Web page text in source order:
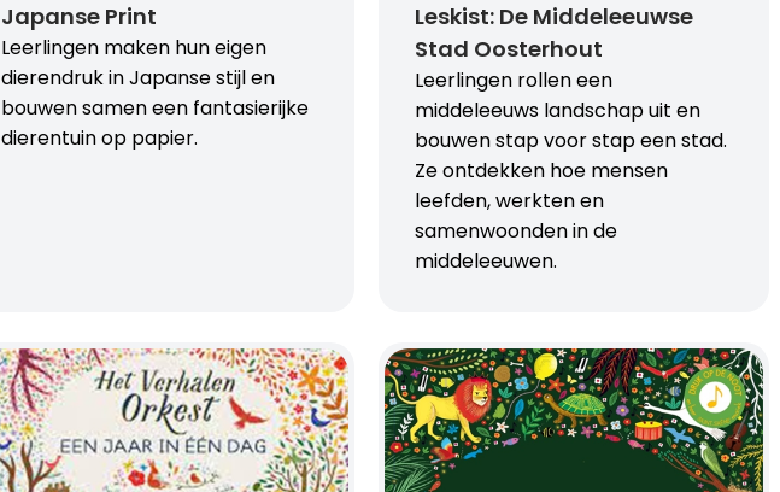
Japanse Print
Leerlingen maken hun eigen
dierendruk in Japanse stijl en
bouwen samen een fantasierijke
dierentuin op papier.
Leskist: De Middeleeuwse
Stad Oosterhout
Leerlingen rollen een
middeleeuws landschap uit en
bouwen stap voor stap een stad.
Ze ontdekken hoe mensen
leefden, werkten en
samenwoonden in de
middeleeuwen.